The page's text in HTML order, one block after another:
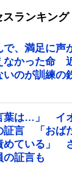
スランキング
で、満足に声
なかった命
いのが訓練の
葉は…」 イ
証言 「おば
めている」
の証言も